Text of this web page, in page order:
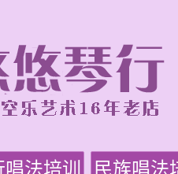
法培训 民族唱法